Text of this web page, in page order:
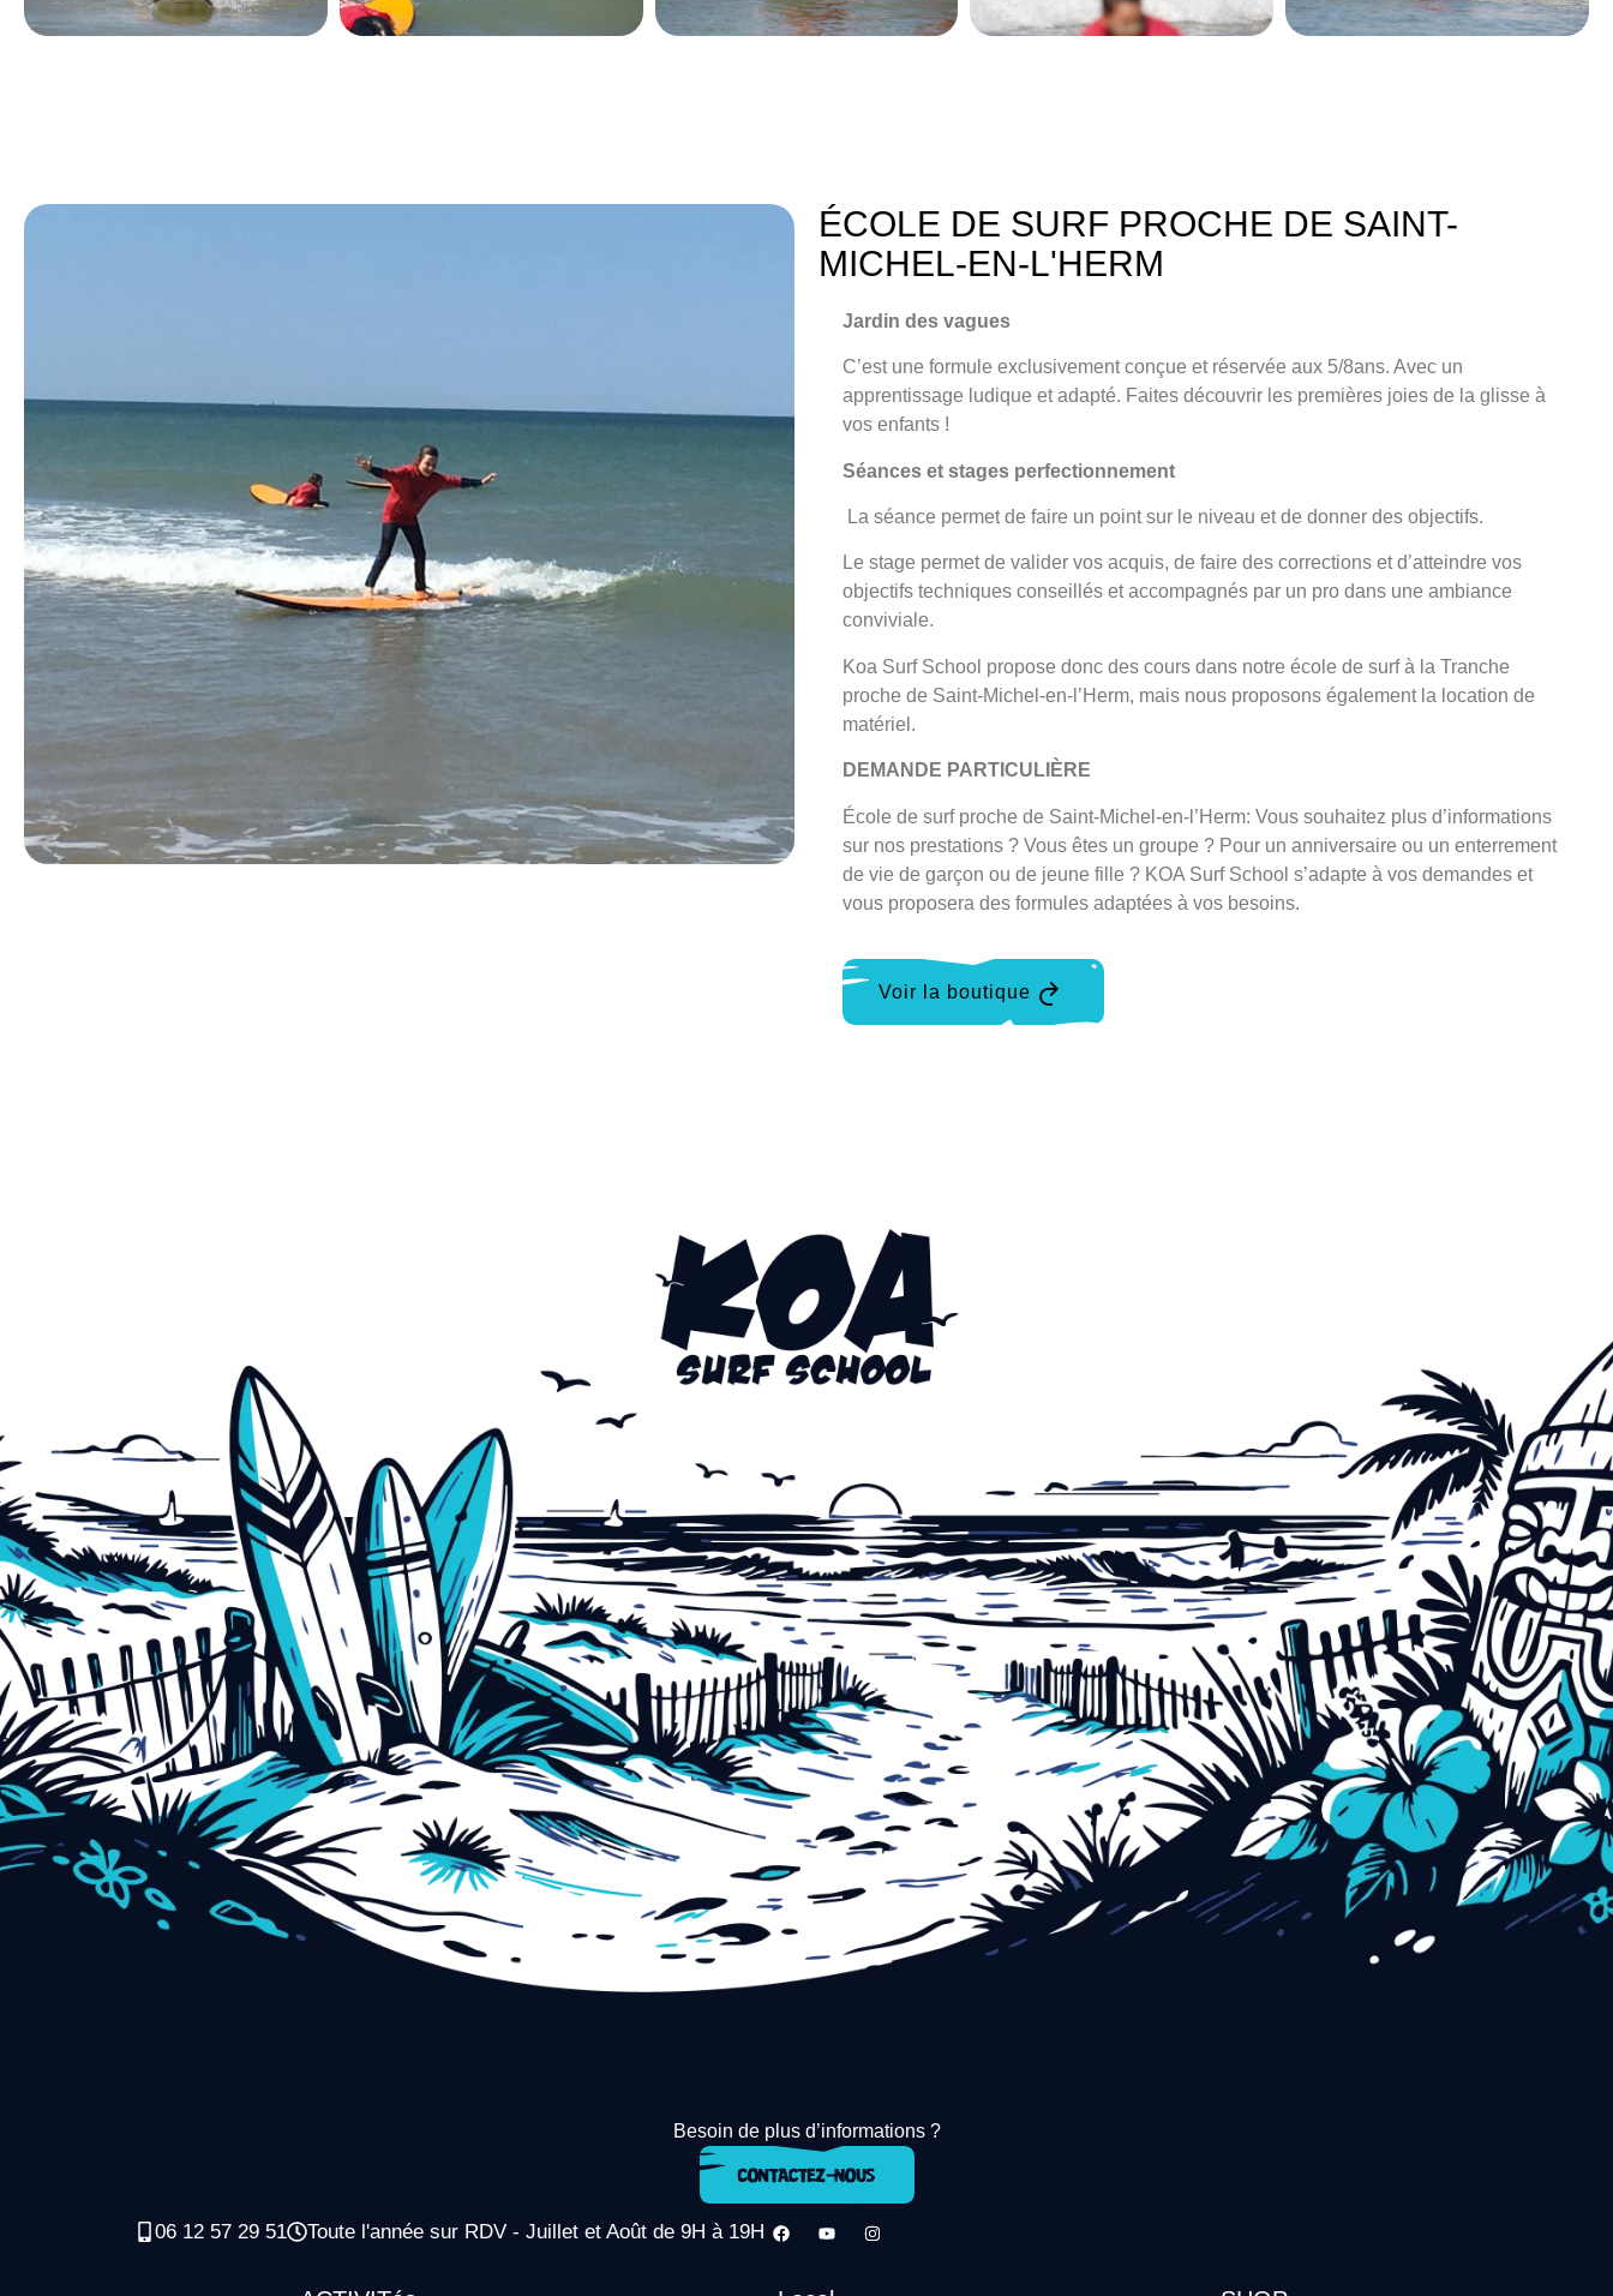
ÉCOLE DE SURF PROCHE DE SAINT-
MICHEL-EN-L'HERM
Jardin des vagues
C’est une formule exclusivement conçue et réservée aux 5/8ans. Avec un
apprentissage ludique et adapté. Faites découvrir les premières joies de la glisse à
vos enfants !
Séances et stages perfectionnement
La séance permet de faire un point sur le niveau et de donner des objectifs.
Le stage permet de valider vos acquis, de faire des corrections et d’atteindre vos
objectifs techniques conseillés et accompagnés par un pro dans une ambiance
conviviale.
Koa Surf School propose donc des cours dans notre école de surf à la Tranche
proche de Saint-Michel-en-l’Herm, mais nous proposons également la location de
matériel.
DEMANDE PARTICULIÈRE
École de surf proche de Saint-Michel-en-l’Herm: Vous souhaitez plus d’informations
sur nos prestations ? Vous êtes un groupe ? Pour un anniversaire ou un enterrement
de vie de garçon ou de jeune fille ? KOA Surf School s’adapte à vos demandes et
vous proposera des formules adaptées à vos besoins.
Voir la boutique
Besoin de plus d’informations ?
06 12 57 29 51 Toute l'année sur RDV - Juillet et Août de 9H à 19H